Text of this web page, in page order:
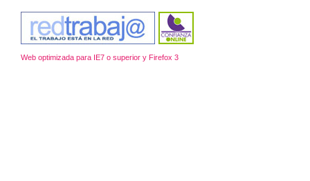
Web optimizada para IE7 o superior y Firefox 3